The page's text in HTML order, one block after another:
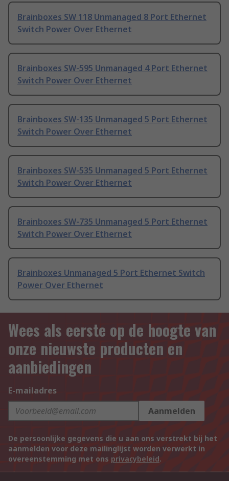
Brainboxes SW 118 Unmanaged 8 Port Ethernet
Switch Power Over Ethernet
Brainboxes SW-595 Unmanaged 4 Port Ethernet
Switch Power Over Ethernet
Brainboxes SW-135 Unmanaged 5 Port Ethernet
Switch Power Over Ethernet
Brainboxes SW-535 Unmanaged 5 Port Ethernet
Switch Power Over Ethernet
Brainboxes SW-735 Unmanaged 5 Port Ethernet
Switch Power Over Ethernet
Brainboxes Unmanaged 5 Port Ethernet Switch
Power Over Ethernet
Wees als eerste op de hoogte van
onze nieuwste producten en
aanbiedingen
E-mailadres
Aanmelden
De persoonlijke gegevens die u aan ons verstrekt bij het
aanmelden voor deze mailinglijst worden verwerkt in
overeenstemming met ons privacybeleid.